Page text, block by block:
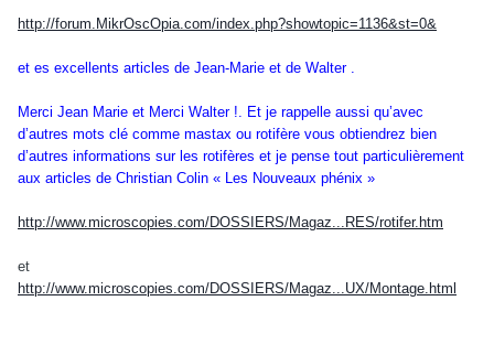
http://forum.MikrOscOpia.com/index.php?showtopic=1136&st=0&
et es excellents articles de Jean-Marie et de Walter .
Merci Jean Marie et Merci Walter !. Et je rappelle aussi qu’avec
d’autres mots clé comme mastax ou rotifère vous obtiendrez bien
d’autres informations sur les rotifères et je pense tout particulièrement
aux articles de Christian Colin « Les Nouveaux phénix »
http://www.microscopies.com/DOSSIERS/Magaz...RES/rotifer.htm
et
http://www.microscopies.com/DOSSIERS/Magaz...UX/Montage.html